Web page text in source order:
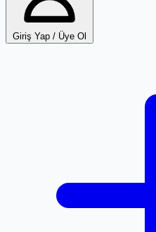
Giriş Yap / Üye Ol